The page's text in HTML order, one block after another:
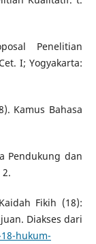
Penelitian
I; Yogyakarta:
Kamus Bahasa
Pendukung dan
Fikih (18):
Diakses dari
hukum-